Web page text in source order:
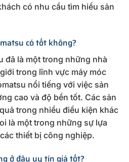
có nhu cầu tìm hiểu sản
có tốt không?
đã là một trong những nhà
trong lĩnh vực máy móc
nổi tiếng với việc sản
cao và độ bền tốt. Các sản
trong nhiều điều kiện khác
là một trong những sự lựa
thiết bị công nghiệp.
ở đâu uy tín giá tốt?